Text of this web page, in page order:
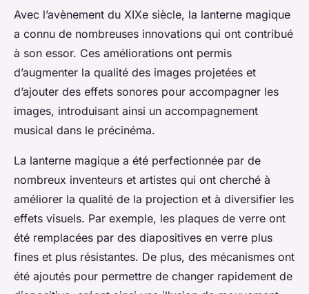
Avec l’avènement du XIXe siècle, la lanterne magique
a connu de nombreuses innovations qui ont contribué
à son essor. Ces améliorations ont permis
d’augmenter la qualité des images projetées et
d’ajouter des effets sonores pour accompagner les
images, introduisant ainsi un accompagnement
musical dans le précinéma.
La lanterne magique a été perfectionnée par de
nombreux inventeurs et artistes qui ont cherché à
améliorer la qualité de la projection et à diversifier les
effets visuels. Par exemple, les plaques de verre ont
été remplacées par des diapositives en verre plus
fines et plus résistantes. De plus, des mécanismes ont
été ajoutés pour permettre de changer rapidement de